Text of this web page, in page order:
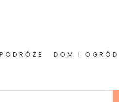
PODRÓŻE DOM I OGRÓD